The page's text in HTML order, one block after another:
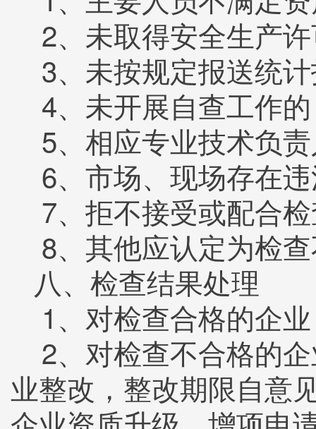
2、未取得安全生产
3、未按规定报送统
4、未开展自查工作
5、相应专业技术负
6、市场、现场存在
7、拒不接受或配合
8、其他应认定为检
八、检查结果处理
1、对检查合格的企
2、对检查不合格的
业整改，整改期限自意